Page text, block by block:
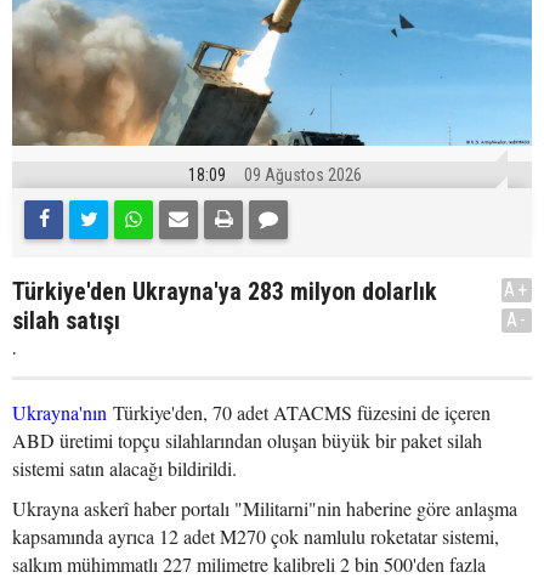
18:09 09 Ağustos 2026
Türkiye'den Ukrayna'ya 283 milyon dolarlık
silah satışı
.
A+
A-
Ukrayna'nın Türkiye'den, 70 adet ATACMS füzesini de içeren
ABD üretimi topçu silahlarından oluşan büyük bir paket silah
sistemi satın alacağı bildirildi.
Ukrayna askerî haber portalı "Militarni"nin haberine göre anlaşma
kapsamında ayrıca 12 adet M270 çok namlulu roketatar sistemi,
salkım mühimmatlı 227 milimetre kalibreli 2 bin 500'den fazla